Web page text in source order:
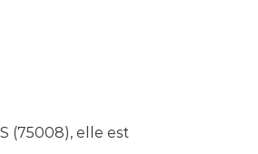
(75008), elle est